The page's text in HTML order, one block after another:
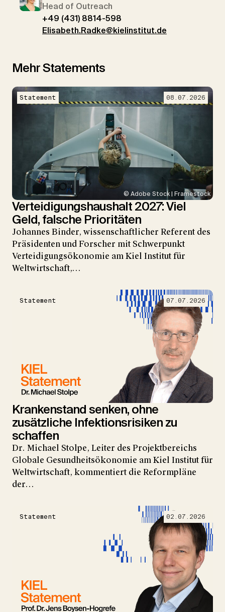
Head of Outreach
+49 (431) 8814-598
Elisabeth.Radke@kielinstitut.de
Mehr Statements
Statement 08.07.2026
© Adobe Stock | Framestock
Verteidigungshaushalt 2027: Viel
Geld, falsche Prioritäten
Johannes Binder, wissenschaftlicher Referent des
Präsidenten und Forscher mit Schwerpunkt
Verteidigungsökonomie am Kiel Institut für
Weltwirtschaft,…
Statement 07.07.2026
Krankenstand senken, ohne
zusätzliche Infektionsrisiken zu
schaffen
Dr. Michael Stolpe, Leiter des Projektbereichs
Globale Gesundheitsökonomie am Kiel Institut für
Weltwirtschaft, kommentiert die Reformpläne
der…
Statement 02.07.2026